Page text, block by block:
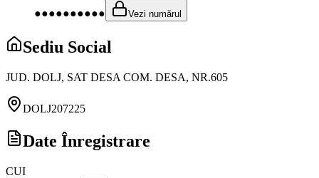
●●●●●●●●●●
Vezi numărul
Sediu Social
JUD. DOLJ, SAT DESA COM. DESA, NR.605
DOLJ207225
Date Înregistrare
CUI